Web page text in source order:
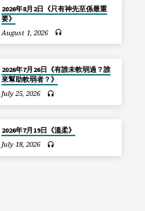
2026年8月2日《只有神先至係最重
要》
August 1, 2026
2026年7月26日《有誰未軟弱過？誰
來幫助軟弱者？》
July 25, 2026
2026年7月19日《溫柔》
July 18, 2026